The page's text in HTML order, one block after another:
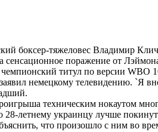
боксер-тяжеловес Владимир
сенсационное поражение от
титул по версии WBO
немецкому телевидению. `Я
техническим нокаутом
28-летнему украинцу лучше
что произошло с ним во